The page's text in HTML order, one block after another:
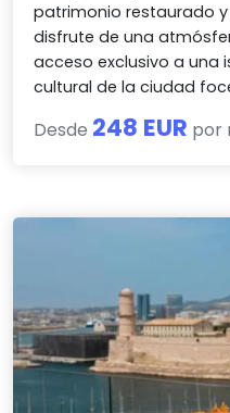
patrimonio restaurado
disfrute de una
acceso exclusivo a una
cultural de la ciudad
Desde 248 EUR por